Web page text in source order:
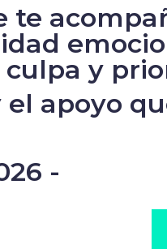
te
y
apoyo
-